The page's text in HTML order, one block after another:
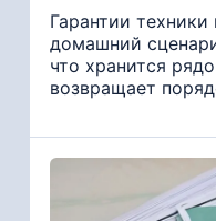
Гарантии
домашний
что хранится
возвращает